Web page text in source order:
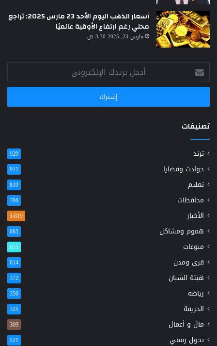
أسعار الذهب اليوم الأحد 23 مارس 2025: تراجع
محلي رغم ارتفاع الأوقية عالميًا
مارس 23, 2025 3:30 ص
أدخل
بريدك
الإلكتروني
تصنيفات
ترند 929
حوادث وقضايا 911
تعليم 819
محافظات 786
الأخبار 1٬819
هموم ومشاكل 685
منوعات 635
قرى ومدن 614
هيئة الشبان 372
رياضة 350
الحريفة 325
مال و أعمال 309
تحول رقمي 521